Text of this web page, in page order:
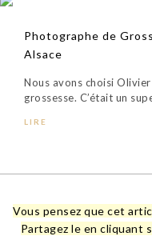
Photographe de
Alsace
Nous avons choisi
grossesse. C’était un
LIRE
Vous pensez que cet
Partagez le en cliquant